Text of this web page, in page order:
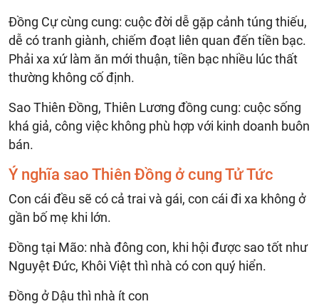
Đồng Cự cùng cung: cuộc đời dễ gặp cảnh túng thiếu,
dễ có tranh giành, chiếm đoạt liên quan đến tiền bạc.
Phải xa xứ làm ăn mới thuận, tiền bạc nhiều lúc thất
thường không cố định.
Sao Thiên Đồng, Thiên Lương đồng cung: cuộc sống
khá giả, công việc không phù hợp với kinh doanh buôn
bán.
Ý nghĩa sao Thiên Đồng ở cung Tử Tức
Con cái đều sẽ có cả trai và gái, con cái đi xa không ở
gần bố mẹ khi lớn.
Đồng tại Mão: nhà đông con, khi hội được sao tốt như
Nguyệt Đức, Khôi Việt thì nhà có con quý hiển.
Đồng ở Dậu thì nhà ít con